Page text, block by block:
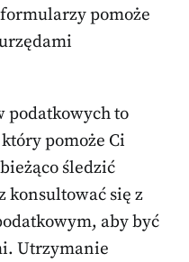
pomoże
podatkowych to
pomoże Ci
śledzić
konsultować się z
aby być
Utrzymanie